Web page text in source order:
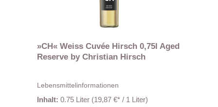
»CH« Weiss Cuvée Hirsch 0,75l Aged
Reserve by Christian Hirsch
Lebensmittelinformationen
Inhalt: 0.75 Liter (19,87 €* / 1 Liter)